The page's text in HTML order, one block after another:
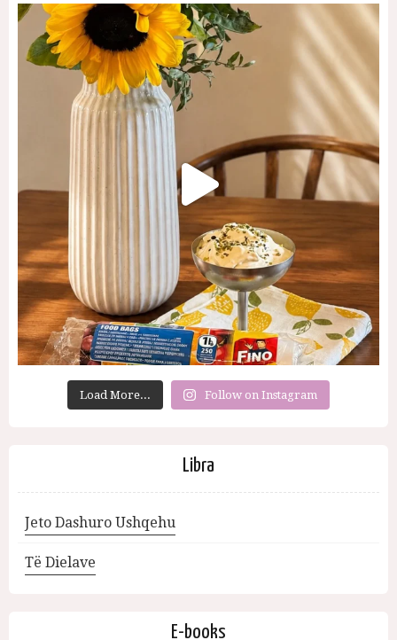
Load More... Follow on Instagram
Libra
Jeto Dashuro Ushqehu
Të Dielave
E-books